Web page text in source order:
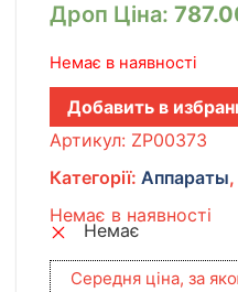
Дроп Ціна:
Немає в наявності
Добавить в
Артикул: ZP00373
Категорії: Аппараты,
Немає в наявності
Немає
Середня ціна, за